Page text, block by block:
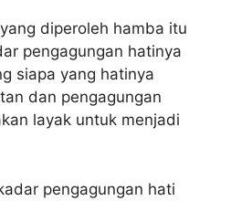
diperoleh hamba itu
pengagungan hatinya
siapa yang hatinya
dan pengagungan
layak untuk menjadi
pengagungan hati